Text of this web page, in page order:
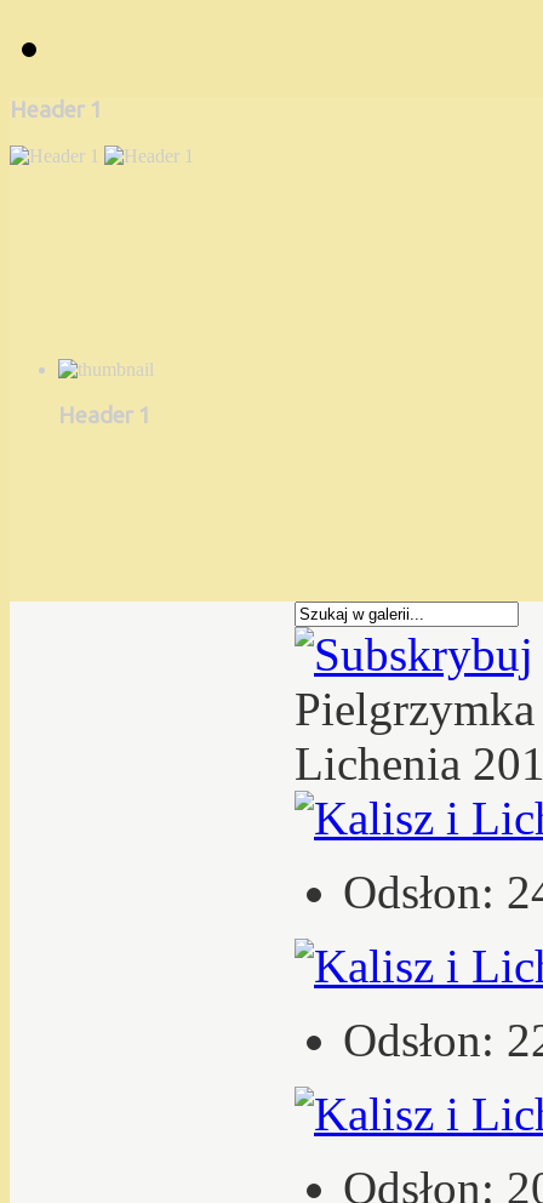
Header 1
Header 1
Lichenia
Odsłon:
Odsłon:
Odsłon: